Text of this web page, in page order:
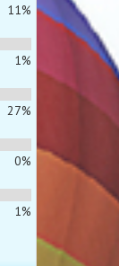
11%
1%
27%
0%
1%